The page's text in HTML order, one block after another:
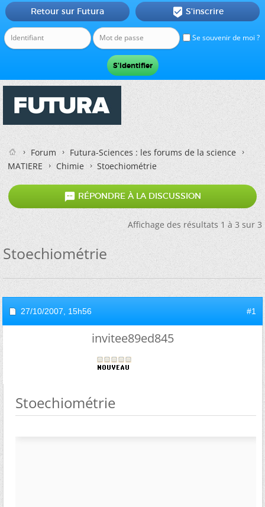
Se souvenir de moi ?
Retour sur Futura  S'inscrire
Forum
Futura-Sciences : les forums de la science
MATIERE
Chimie Stoechiométrie
 RÉPONDRE À LA DISCUSSION
Affichage des résultats 1 à 3 sur 3
Stoechiométrie
27/10/2007, 15h56 #1
invitee89ed845
Stoechiométrie